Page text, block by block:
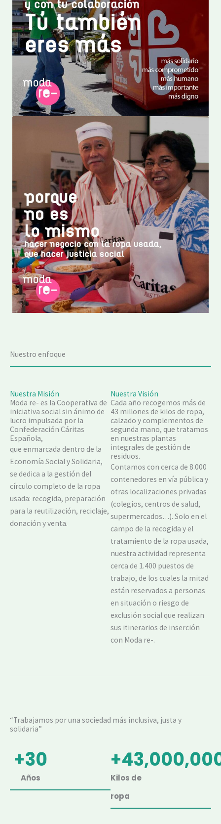
Nuestro enfoque
Nuestra Misión
Moda re- es la Cooperativa de
iniciativa social sin ánimo de
lucro impulsada por la
Confederación Cáritas
Española,
que enmarcada dentro de la
Economía Social y Solidaria,
se dedica a la gestión del
círculo completo de la ropa
usada: recogida, preparación
para la reutilización, reciclaje,
donación y venta.
Nuestra Visión
Cada año recogemos más de
43 millones de kilos de ropa,
calzado y complementos de
segunda mano, que tratamos
en nuestras plantas
integrales de gestión de
residuos.
Contamos con cerca de 8.000
contenedores en vía pública y
otras localizaciones privadas
(colegios, centros de salud,
supermercados…). Solo en el
campo de la recogida y el
tratamiento de la ropa usada,
nuestra actividad representa
cerca de 1.400 puestos de
trabajo, de los cuales la mitad
están reservados a personas
en situación o riesgo de
exclusión social que realizan
sus itinerarios de inserción
con Moda re-.
“Trabajamos por una sociedad más inclusiva, justa y
solidaria”
Años
+30
Kilos de
ropa
+